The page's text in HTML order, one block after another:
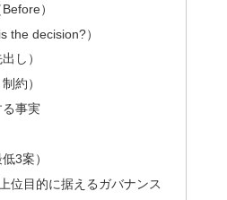
）
the decision?）
し）
約）
る事実
3案）
位目的に据えるガバナンス